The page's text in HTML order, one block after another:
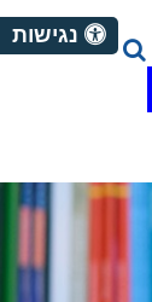
נגישות